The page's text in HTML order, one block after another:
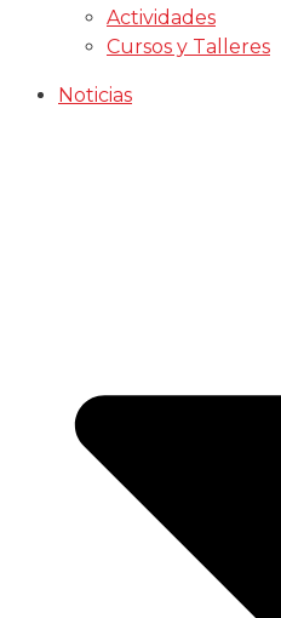
Actividades
Cursos y Talleres
Noticias